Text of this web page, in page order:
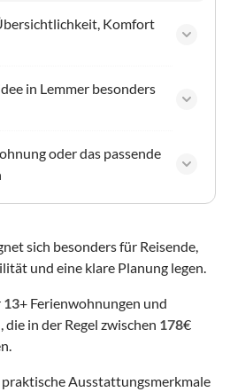
Komfort
in Lemmer besonders
oder das passende
sich besonders für Reisende,
und eine klare Planung legen.
13+ Ferienwohnungen und
die in der Regel zwischen 178€
Ausstattungsmerkmale